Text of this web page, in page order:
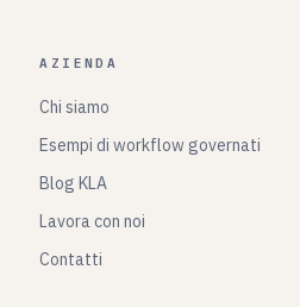
AZIENDA
Chi siamo
Esempi di workflow governati
Blog KLA
Lavora con noi
Contatti